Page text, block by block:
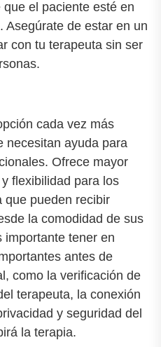
el paciente esté en
Asegúrate de estar en un
con tu terapeuta sin ser
cada vez más
necesitan ayuda para
Ofrece mayor
flexibilidad para los
que pueden recibir
la comodidad de sus
importante tener en
antes de
como la verificación de
terapeuta, la conexión
y seguridad del
la terapia.